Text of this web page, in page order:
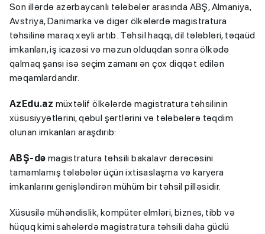
Son illərdə azərbaycanlı tələbələr arasında ABŞ, Almaniya,
Avstriya, Danimarka və digər ölkələrdə magistratura
təhsilinə maraq xeyli artıb. Təhsil haqqı, dil tələbləri, təqaüd
imkanları, iş icazəsi və məzun olduqdan sonra ölkədə
qalmaq şansı isə seçim zamanı ən çox diqqət edilən
məqamlardandır.
AzEdu.az müxtəlif ölkələrdə magistratura təhsilinin
xüsusiyyətlərini, qəbul şərtlərini və tələbələrə təqdim
olunan imkanları araşdırıb:
ABŞ-də magistratura təhsili bakalavr dərəcəsini
tamamlamış tələbələr üçün ixtisaslaşma və karyera
imkanlarını genişləndirən mühüm bir təhsil pilləsidir.
Xüsusilə mühəndislik, kompüter elmləri, biznes, tibb və
hüquq kimi sahələrdə magistratura təhsili daha güclü